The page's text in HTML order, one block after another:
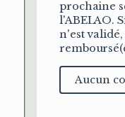
prochaine
l'ABELAO.
n'est validé,
Cours
alternatif